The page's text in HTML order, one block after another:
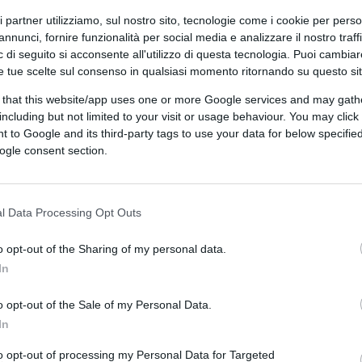
partner utilizziamo, sul nostro sito, tecnologie come i cookie per
fornire funzionalità per social media e analizzare il nostro
di seguito si acconsente all'utilizzo di questa tecnologia. Puoi
tue scelte sul consenso in qualsiasi momento ritornando su questo
that this website/app uses one or more Google services and may
but not limited to your visit or usage behaviour. You may
to Google and its third-party tags to use your data for below
consent section.
Data Processing Opt Outs
opt-out of the Sharing of my personal data.
opt-out of the Sale of my Personal Data.
opt-out of processing my Personal Data for Targeted
Sono questi i numeri del
Gruppo Enel, una concreta iniziativa di
a oggi, ha coinvoltooltre 3.000
hanno potuto mettere a disposizione
supportare chi si trova in situazioni di
obiettivo: contribuire al benessere della
senso di appartenenza aziendale,
di esperienze tra colleghi.
dipendenti impegnati in molteplici attività:
Italiae allariqualificazione urbana
alla
Touring Club Italiano nell’